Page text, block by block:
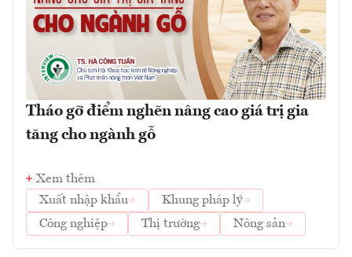
Tháo gỡ điểm nghẽn nâng cao giá trị gia
tăng cho ngành gỗ
Xem thêm
Xuất nhập khẩu
Khung pháp lý
Công nghiệp
Thị trường Nông sản